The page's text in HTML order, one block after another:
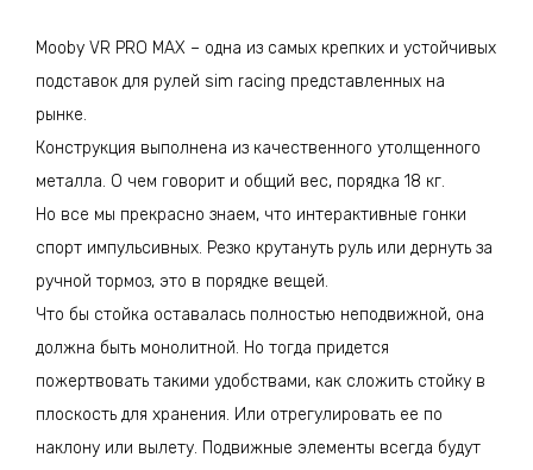
Mooby VR PRO MAX – одна из самых крепких и устойчивых
подставок для рулей sim racing представленных на
рынке.
Конструкция выполнена из качественного утолщенного
металла. О чем говорит и общий вес, порядка 18 кг.
Но все мы прекрасно знаем, что интерактивные гонки
спорт импульсивных. Резко крутануть руль или дернуть за
ручной тормоз, это в порядке вещей.
Что бы стойка оставалась полностью неподвижной, она
должна быть монолитной. Но тогда придется
пожертвовать такими удобствами, как сложить стойку в
плоскость для хранения. Или отрегулировать ее по
наклону или вылету. Подвижные элементы всегда будут